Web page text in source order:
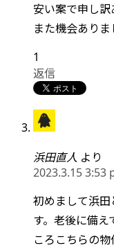
安い案で申し訳
また機会ありま
1
返信
浜田直人 より
2023.3.15 3:53
初めまして浜
す。老後に備
ころこちらの